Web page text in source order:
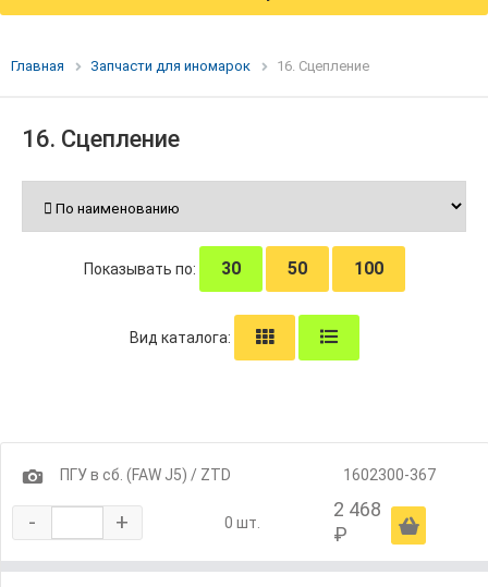
Главная Запчасти для иномарок 16. Сцепление
16. Сцепление
Показывать по: 30 50 100
Вид каталога:
1 ПГУ в сб. (FAW J5) / ZTD 1602300-367
- + 0 шт.
2 468
₽
Ä